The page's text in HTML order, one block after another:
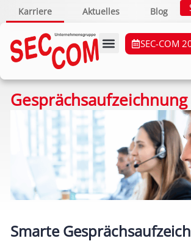
Karriere Aktuelles Blog
SEC-COM
Gesprächsaufzeichnung
Smarte